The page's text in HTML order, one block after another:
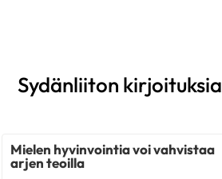
Sydänliiton kirjoituksia
Mielen hyvinvointia voi vahvistaa
arjen teoilla